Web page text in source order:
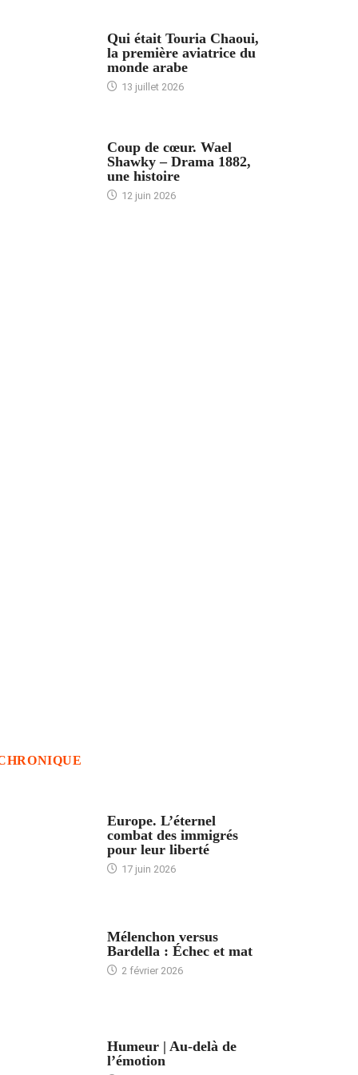
Qui était Touria Chaoui,
la première aviatrice du
monde arabe
13 juillet 2026
Coup de cœur. Wael
Shawky – Drama 1882,
une histoire
12 juin 2026
Europe. L’éternel
combat des immigrés
pour leur liberté
17 juin 2026
Mélenchon versus
Bardella : Échec et mat
2 février 2026
Humeur | Au-delà de
l’émotion